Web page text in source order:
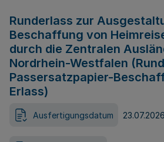
Runderlass zur
Beschaffung von
durch die Zentralen
Nordrhein-Westfalen
Passersatzpapier-
Erlass)
Ausfertigungsdatum 23.07.2026